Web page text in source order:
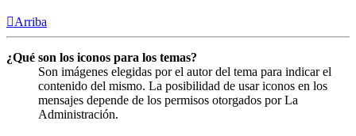
Arriba
¿Qué son los iconos para los temas?
Son imágenes elegidas por el autor del tema para indicar el
contenido del mismo. La posibilidad de usar iconos en los
mensajes depende de los permisos otorgados por La
Administración.